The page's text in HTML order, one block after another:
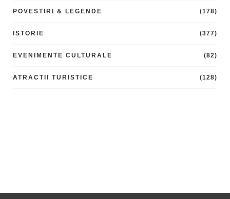
POVESTIRI & LEGENDE (178)
ISTORIE (377)
EVENIMENTE CULTURALE (82)
ATRACTII TURISTICE (128)